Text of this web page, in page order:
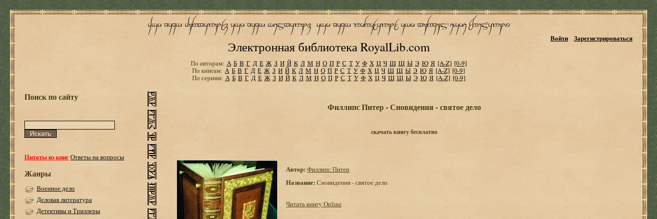
Электронная библиотека RoyalLib.com
Войти Зарегистрироваться
По авторам: А Б В Г Д Е Ж З И Й К Л М Н О П Р С Т У Ф Х Ц Ч Ш Щ Ы Э Ю Я [A-Z] [0-9]
По книгам: А Б В Г Д Е Ж З И Й К Л М Н О П Р С Т У Ф Х Ц Ч Ш Щ Ы Э Ю Я [A-Z] [0-9]
По сериям: А Б В Г Д Е Ж З И Й К Л М Н О П Р С Т У Ф Х Ц Ч Ш Щ Ы Э Ю Я [A-Z] [0-9]
Поиск по сайту
Цитаты из книгОтветы на вопросы
Жанры
Военное дело
Деловая литература
Детективы и Триллеры
Филлипс Питер - Сновидения - святое дело
скачать книгу бесплатно
Автор: Филлипс Питер
Название: Сновидения - святое дело
Читать книгу Online